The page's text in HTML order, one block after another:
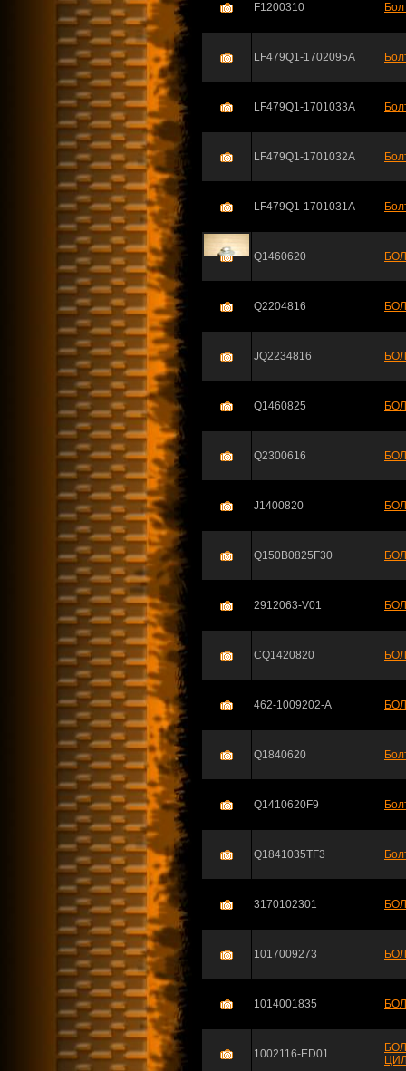
F1200310
LF479Q1-1702095A
LF479Q1-1701033A
LF479Q1-1701032A
LF479Q1-1701031A
Q1460620
Q2204816
JQ2234816
Q1460825
Q2300616
J1400820
Q150B0825F30
2912063-V01
CQ1420820
462-1009202-A
Q1840620
Q1410620F9
Q1841035TF3
3170102301
1017009273
1014001835
1002116-ED01